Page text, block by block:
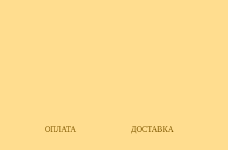
ОПЛАТА ДОСТАВКА